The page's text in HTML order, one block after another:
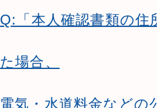
Q:「本人確認書類の
た場合、
電気・水道料金などの